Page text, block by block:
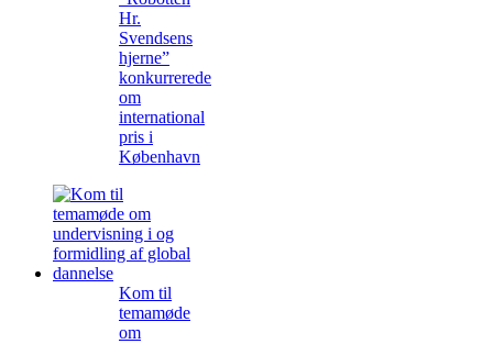
Hr.
Svendsens
hjerne”
konkurrerede
om
international
pris i
København
Kom til
temamøde
om